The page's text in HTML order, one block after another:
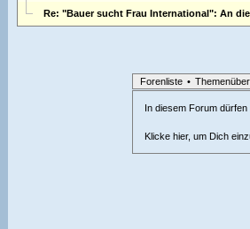
Re: "Bauer sucht Frau International": An
Forenliste •
In diesem Forum
Klicke hier, um Dich